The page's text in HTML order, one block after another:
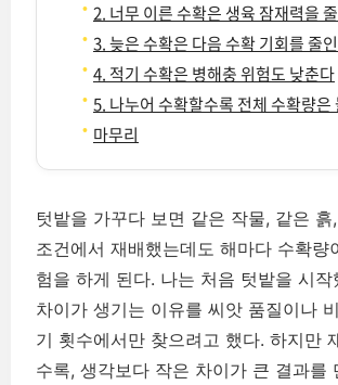
2. 너무 이른 수확은 생육 잠재력을
3. 늦은 수확은 다음 수확 기회를 줄
4. 적기 수확은 병해충 위험도 낮춘다
5. 나누어 수확할수록 전체 수확량은
마무리
텃밭을 가꾸다 보면 같은 작물, 같은 흙
조건에서 재배했는데도 해마다 수확량
험을 하게 된다. 나는 처음 텃밭을 시작
차이가 생기는 이유를 씨앗 품질이나
기 횟수에서만 찾으려고 했다. 하지만
수록, 생각보다 작은 차이가 큰 결과를